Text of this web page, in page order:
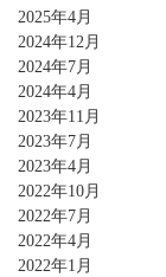
2025年4月
2024年12月
2024年7月
2024年4月
2023年11月
2023年7月
2023年4月
2022年10月
2022年7月
2022年4月
2022年1月